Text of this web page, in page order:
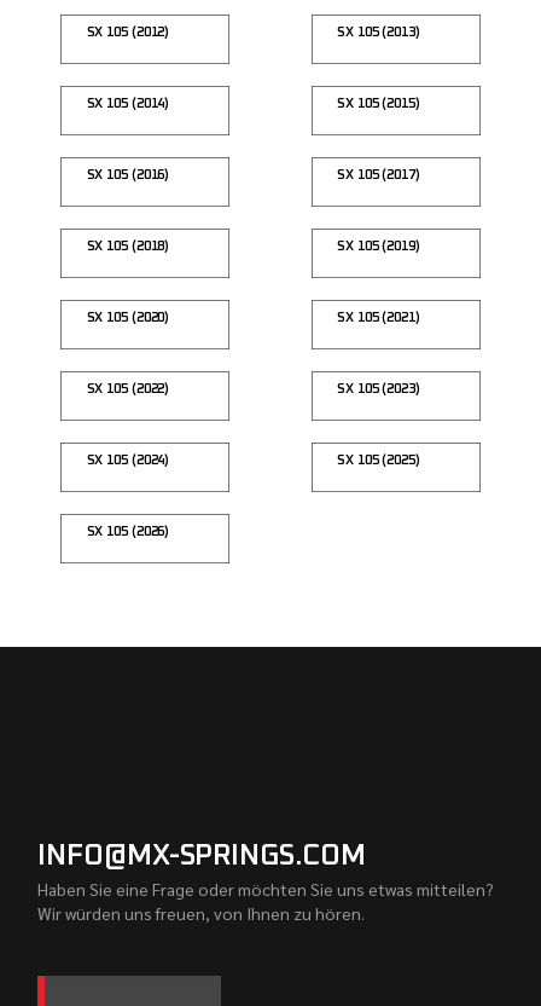
SX 105 (2012) SX 105 (2013)
SX 105 (2014) SX 105 (2015)
SX 105 (2016) SX 105 (2017)
SX 105 (2018) SX 105 (2019)
SX 105 (2020) SX 105 (2021)
SX 105 (2022) SX 105 (2023)
SX 105 (2024) SX 105 (2025)
SX 105 (2026)
INFO@MX-SPRINGS.COM
Haben Sie eine Frage oder möchten Sie uns etwas mitteilen?
Wir würden uns freuen, von Ihnen zu hören.